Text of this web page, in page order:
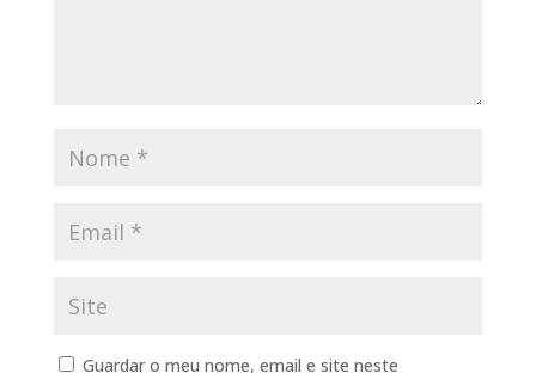
Guardar o meu nome, email e site neste